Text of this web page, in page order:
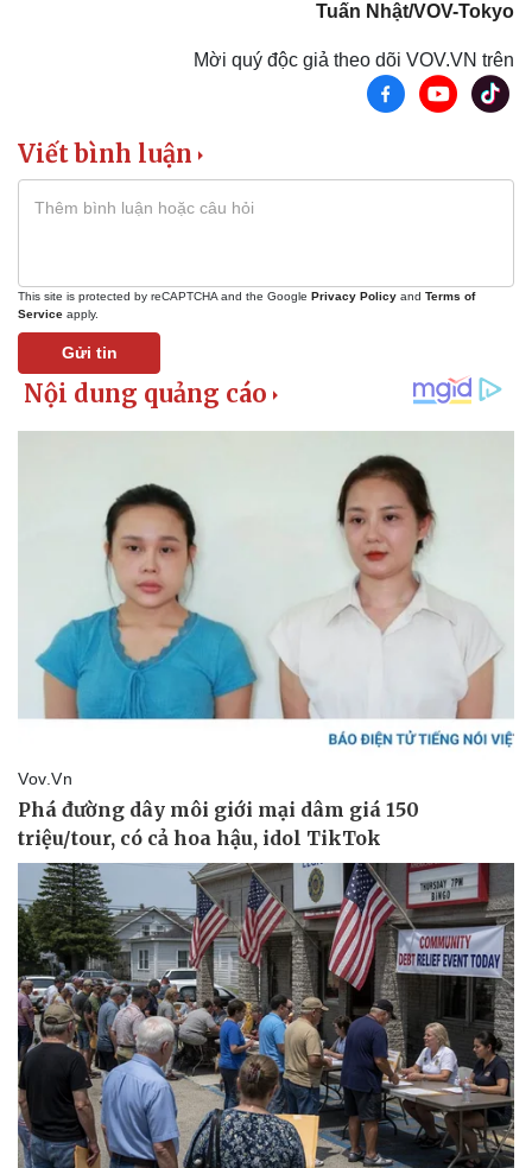
Sức khỏe
Sản phụ khoa
Nhi khoa
Nam khoa
Làm đẹp - giảm cân
Phòng mạch online
Ăn sạch sống khỏe
Đời sống
Nhà đẹp
Tuấn Nhật/VOV-Tokyo
Mời quý độc giả theo dõi VOV.VN trên
Viết bình luận
This site is protected by reCAPTCHA and the Google Privacy Policy and Terms of
Service apply.
Gửi tin